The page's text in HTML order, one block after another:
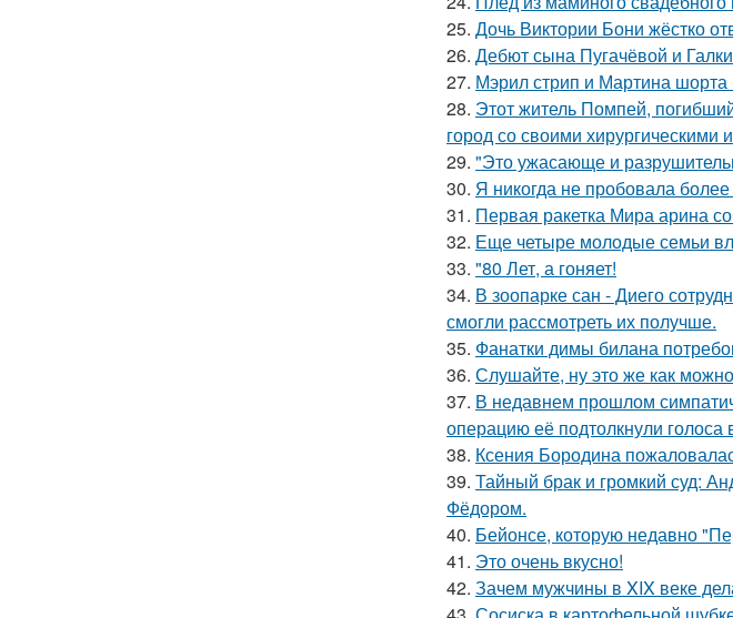
25. Дочь Виктории Бони жёстко
26. Дебют сына Пугачёвой и
27. Мэрил стрип и Мартина
28. Этот житель Помпей,
город со своими хирургическими
29. "Это ужасающе и
30. Я никогда не пробовала
31. Первая ракетка Мира арина
32. Еще четыре молодые семьи
33. "80 Лет, а гоняет!
34. В зоопарке сан - Диего
смогли рассмотреть их получше.
35. Фанатки димы билана
36. Слушайте, ну это же как
37. В недавнем прошлом
операцию её подтолкнули голоса
38. Ксения Бородина
39. Тайный брак и громкий суд:
Фёдором.
40. Бейонсе, которую недавно
41. Это очень вкусно!
42. Зачем мужчины в XIX веке